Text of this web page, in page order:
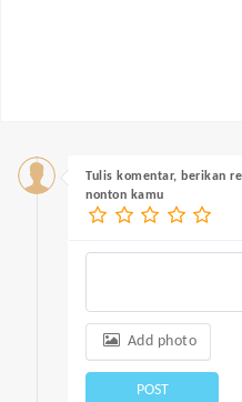
Tulis komentar, berikan
nonton kamu
Add photo
POST